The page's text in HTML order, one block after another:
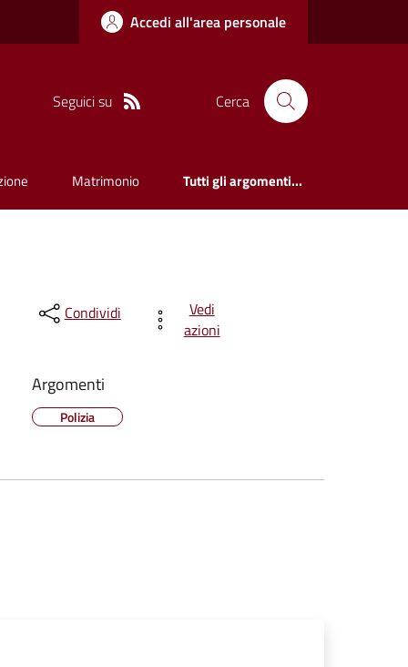
Accedi all'area personale
Seguici su Cerca
Matrimonio Tutti gli argomenti...
Condividi
Vedi
azioni
Argomenti
Polizia